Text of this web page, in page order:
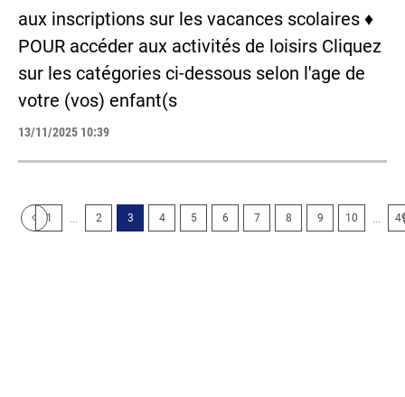
aux inscriptions sur les vacances scolaires ♦
POUR accéder aux activités de loisirs Cliquez
sur les catégories ci-dessous selon l'age de
votre (vos) enfant(s
13/11/2025 10:39
1 2 3 4 5 6 7 8 9 10